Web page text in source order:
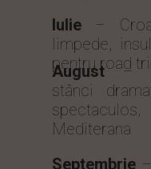
August–
stânci
Mediterana
Septembrie
Iulie –
limpede,
pentru road